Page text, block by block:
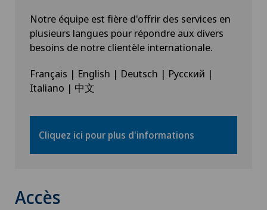
Notre équipe est fière d'offrir des services en
plusieurs langues pour répondre aux divers
besoins de notre clientèle internationale.
Français | English | Deutsch | Русский |
Italiano | 中文
Cliquez ici pour plus d'informations
Accès